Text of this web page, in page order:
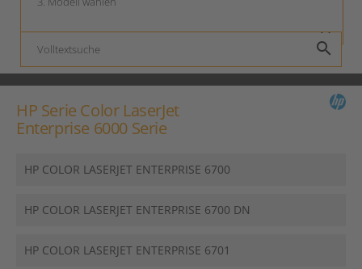
keyboard_arrow_down
search
HP Serie Color LaserJet
Enterprise 6000 Serie
HP COLOR LASERJET ENTERPRISE 6700
HP COLOR LASERJET ENTERPRISE 6700 DN
HP COLOR LASERJET ENTERPRISE 6701